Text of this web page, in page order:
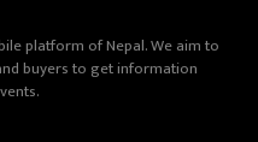
platform of Nepal. We aim to
buyers to get information